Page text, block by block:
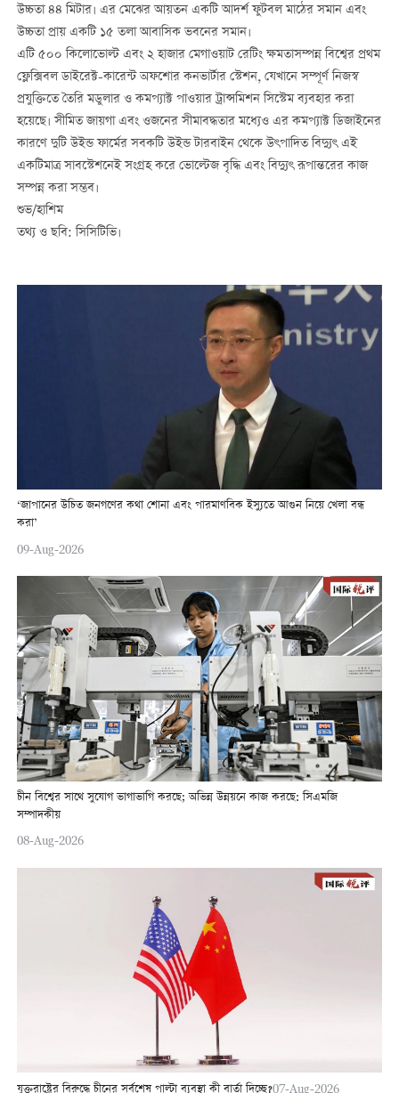
উচ্চতা ৪৪ মিটার। এর মেঝের আয়তন একটি আদর্শ ফুটবল মাঠের সমান এবং
উচ্চতা প্রায় একটি ১৫ তলা আবাসিক ভবনের সমান।
এটি ৫০০ কিলোভোল্ট এবং ২ হাজার মেগাওয়াট রেটিং ক্ষমতাসম্পন্ন বিশ্বের প্রথম
ফ্লেক্সিবল ডাইরেক্ট-কারেন্ট অফশোর কনভার্টার স্টেশন, যেখানে সম্পূর্ণ নিজস্ব
প্রযুক্তিতে তৈরি মডুলার ও কমপ্যাক্ট পাওয়ার ট্রান্সমিশন সিস্টেম ব্যবহার করা
হয়েছে। সীমিত জায়গা এবং ওজনের সীমাবদ্ধতার মধ্যেও এর কমপ্যাক্ট ডিজাইনের
কারণে দুটি উইন্ড ফার্মের সবকটি উইন্ড টারবাইন থেকে উৎপাদিত বিদ্যুৎ এই
একটিমাত্র সাবস্টেশনেই সংগ্রহ করে ভোল্টেজ বৃদ্ধি এবং বিদ্যুৎ রূপান্তরের কাজ
সম্পন্ন করা সম্ভব।
শুভ/হাশিম
তথ্য ও ছবি: সিসিটিভি।
‘জাপানের উচিত জনগণের কথা শোনা এবং পারমাণবিক ইস্যুতে আগুন নিয়ে খেলা বন্ধ
করা’
09-Aug-2026
চীন বিশ্বের সাথে সুযোগ ভাগাভাগি করছে; অভিন্ন উন্নয়নে কাজ করছে: সিএমজি
সম্পাদকীয়
08-Aug-2026
07-Aug-2026